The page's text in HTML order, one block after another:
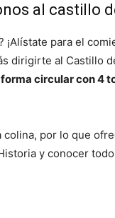
al castillo
para el
dirigirte al Castillo
circular con 4
por lo que
y conocer